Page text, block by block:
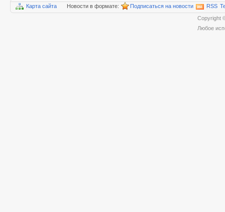
Карта сайта Новости в формате: Подписаться на новости RSS
Любое